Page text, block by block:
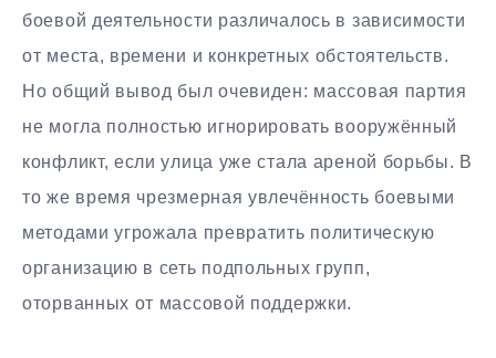
боевой деятельности различалось в зависимости
от места, времени и конкретных обстоятельств.
Но общий вывод был очевиден: массовая партия
не могла полностью игнорировать вооружённый
конфликт, если улица уже стала ареной борьбы. В
то же время чрезмерная увлечённость боевыми
методами угрожала превратить политическую
организацию в сеть подпольных групп,
оторванных от массовой поддержки.